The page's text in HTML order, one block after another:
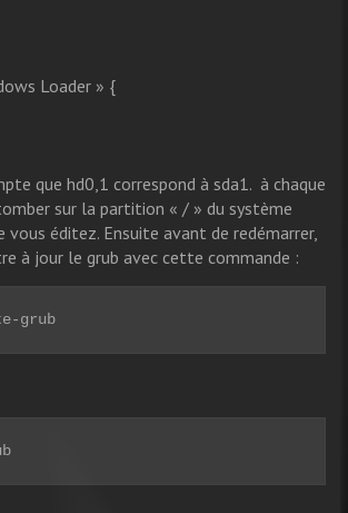
Loader » {
que hd0,1 correspond à sda1. à chaque
sur la partition « / » du système
vous éditez. Ensuite avant de redémarrer,
à jour le grub avec cette commande :
grub